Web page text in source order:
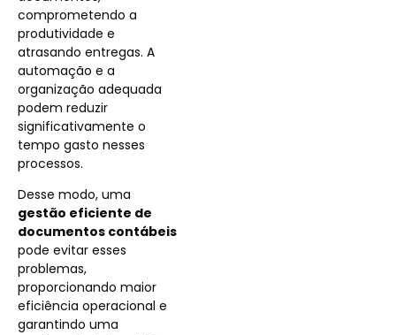
comprometendo a
produtividade e
atrasando entregas. A
automação e a
organização adequada
podem reduzir
significativamente o
tempo gasto nesses
processos.
Desse modo, uma
gestão eficiente de
documentos contábeis
pode evitar esses
problemas,
proporcionando maior
eficiência operacional e
garantindo uma